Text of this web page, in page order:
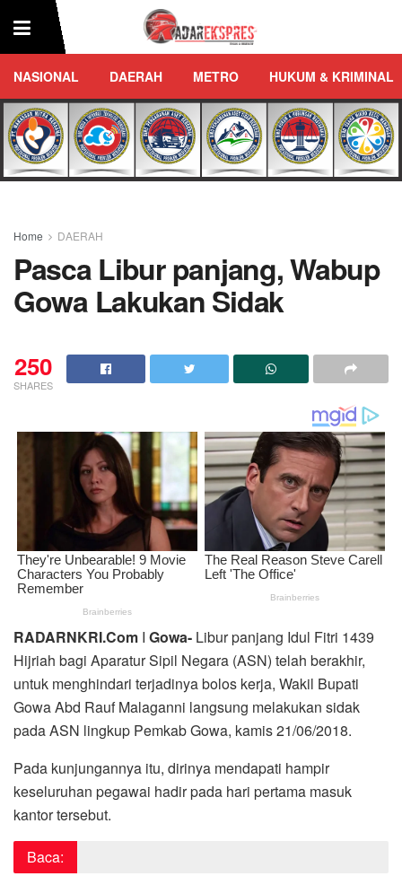
NASIONAL DAERAH METRO HUKUM & KRIMINAL
Home DAERAH
Pasca Libur panjang, Wabup
Gowa Lakukan Sidak
250
SHARES
RADARNKRI.Com I Gowa- Libur panjang Idul Fitri 1439
Hijriah bagi Aparatur Sipil Negara (ASN) telah berakhir,
untuk menghindari terjadinya bolos kerja, Wakil Bupati
Gowa Abd Rauf Malaganni langsung melakukan sidak
pada ASN lingkup Pemkab Gowa, kamis 21/06/2018.
Pada kunjungannya itu, dirinya mendapati hampir
keseluruhan pegawai hadir pada hari pertama masuk
kantor tersebut.
Baca: